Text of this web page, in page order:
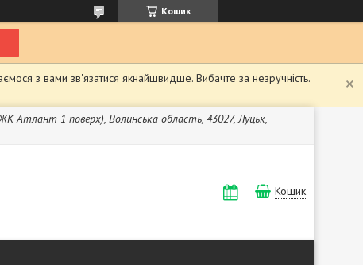
Кошик
з вами зв'язатися якнайшвидше. Вибачте за незручність.
Атлант 1 поверх), Волинська область, 43027, Луцьк,
Кошик